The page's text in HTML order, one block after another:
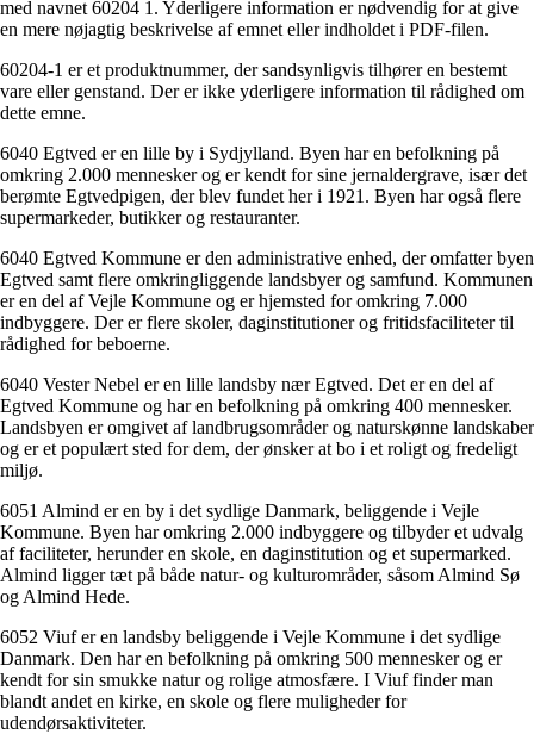
med navnet 60204 1. Yderligere information er nødvendig for at give
en mere nøjagtig beskrivelse af emnet eller indholdet i PDF-filen.
60204-1 er et produktnummer, der sandsynligvis tilhører en bestemt
vare eller genstand. Der er ikke yderligere information til rådighed om
dette emne.
6040 Egtved er en lille by i Sydjylland. Byen har en befolkning på
omkring 2.000 mennesker og er kendt for sine jernaldergrave, især det
berømte Egtvedpigen, der blev fundet her i 1921. Byen har også flere
supermarkeder, butikker og restauranter.
6040 Egtved Kommune er den administrative enhed, der omfatter byen
Egtved samt flere omkringliggende landsbyer og samfund. Kommunen
er en del af Vejle Kommune og er hjemsted for omkring 7.000
indbyggere. Der er flere skoler, daginstitutioner og fritidsfaciliteter til
rådighed for beboerne.
6040 Vester Nebel er en lille landsby nær Egtved. Det er en del af
Egtved Kommune og har en befolkning på omkring 400 mennesker.
Landsbyen er omgivet af landbrugsområder og naturskønne landskaber
og er et populært sted for dem, der ønsker at bo i et roligt og fredeligt
miljø.
6051 Almind er en by i det sydlige Danmark, beliggende i Vejle
Kommune. Byen har omkring 2.000 indbyggere og tilbyder et udvalg
af faciliteter, herunder en skole, en daginstitution og et supermarked.
Almind ligger tæt på både natur- og kulturområder, såsom Almind Sø
og Almind Hede.
6052 Viuf er en landsby beliggende i Vejle Kommune i det sydlige
Danmark. Den har en befolkning på omkring 500 mennesker og er
kendt for sin smukke natur og rolige atmosfære. I Viuf finder man
blandt andet en kirke, en skole og flere muligheder for
udendørsaktiviteter.